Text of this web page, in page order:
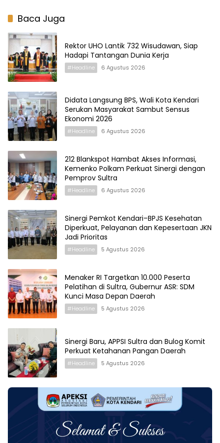
Baca Juga
Rektor UHO Lantik 732 Wisudawan, Siap
Hadapi Tantangan Dunia Kerja
#Headline 6 Agustus 2026
Didata Langsung BPS, Wali Kota Kendari
Serukan Masyarakat Sambut Sensus
Ekonomi 2026
#Headline 6 Agustus 2026
212 Blankspot Hambat Akses Informasi,
Kemenko Polkam Perkuat Sinergi dengan
Pemprov Sultra
#Headline 6 Agustus 2026
Sinergi Pemkot Kendari–BPJS Kesehatan
Diperkuat, Pelayanan dan Kepesertaan JKN
Jadi Prioritas
#Headline 5 Agustus 2026
Menaker RI Targetkan 10.000 Peserta
Pelatihan di Sultra, Gubernur ASR: SDM
Kunci Masa Depan Daerah
#Headline 5 Agustus 2026
Sinergi Baru, APPSI Sultra dan Bulog Komit
Perkuat Ketahanan Pangan Daerah
#Headline 5 Agustus 2026